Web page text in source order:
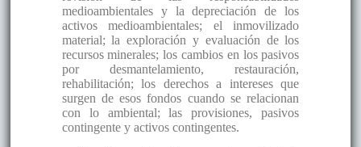
medioambientales y la depreciación de los
activos medioambientales; el inmovilizado
material; la exploración y evaluación de los
recursos minerales; los cambios en los pasivos
por desmantelamiento, restauración,
rehabilitación; los derechos a intereses que
surgen de esos fondos cuando se relacionan
con lo ambiental; las provisiones, pasivos
contingente y activos contingentes.